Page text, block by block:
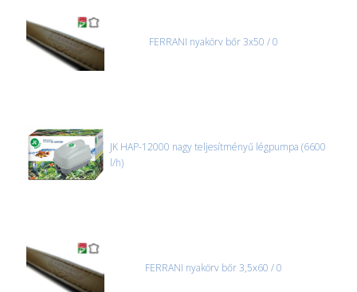
FERRANI nyakörv bőr 3x50 / 0
JK HAP-12000 nagy teljesítményű légpumpa (6600
l/h)
FERRANI nyakörv bőr 3,5x60 / 0